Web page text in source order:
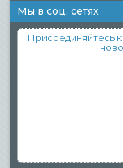
Мы в соц. сетях
Присоединяйтесь к